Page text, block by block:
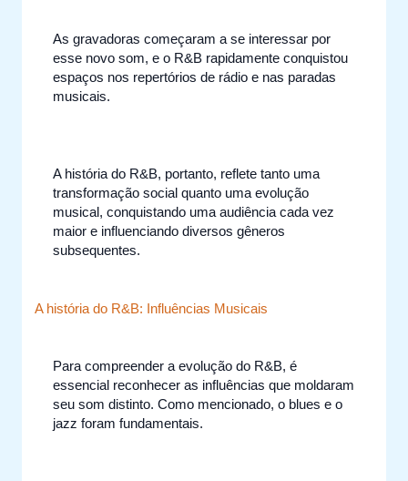
As gravadoras começaram a se interessar por
esse novo som, e o R&B rapidamente conquistou
espaços nos repertórios de rádio e nas paradas
musicais.
A história do R&B, portanto, reflete tanto uma
transformação social quanto uma evolução
musical, conquistando uma audiência cada vez
maior e influenciando diversos gêneros
subsequentes.
A história do R&B: Influências Musicais
Para compreender a evolução do R&B, é
essencial reconhecer as influências que moldaram
seu som distinto. Como mencionado, o blues e o
jazz foram fundamentais.